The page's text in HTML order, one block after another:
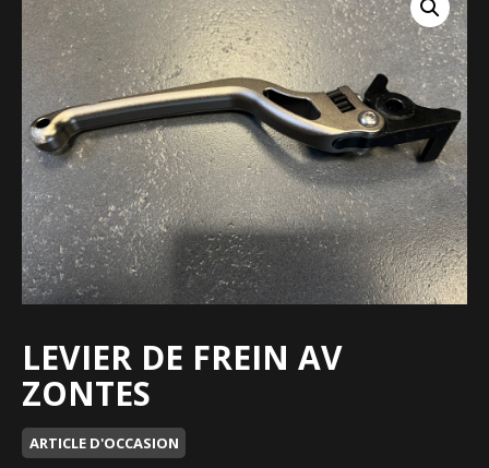
LEVIER DE FREIN AV
ZONTES
ARTICLE D'OCCASION